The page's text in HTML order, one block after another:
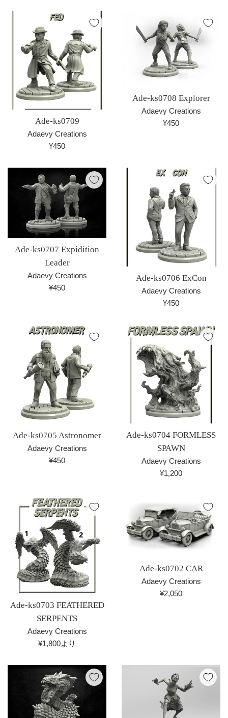
価
格
Ade-ks0709
Adaevy Creations
通
価
格
¥450
Ade-ks0708 Explorer
Adaevy Creations
通
¥450
Ade-ks0707 Expidition
Leader
Adaevy Creations
通
¥450
Ade-ks0706 ExCon
Adaevy Creations
通
価
¥450
Ade-ks0705 Astronomer
Adaevy Creations
通
格
¥450
Ade-ks0704 FORMLESS
SPAWN
Adaevy Creations
通
格
¥1,200
Ade-ks0703 FEATHERED
SERPENTS
Adaevy Creations
¥1,800より
Ade-ks0702 CAR
Adaevy Creations
通
¥2,050